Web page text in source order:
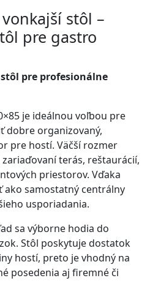
stôl –
pre gastro
pre profesionálne
je ideálnou voľbou pre
dobre organizovaný,
pre hostí. Väčší rozmer
terás, reštaurácií,
priestorov. Vďaka
ako samostatný centrálny
usporiadania.
sa výborne hodia do
Stôl poskytuje dostatok
hostí, preto je vhodný na
posedenia aj firemné či